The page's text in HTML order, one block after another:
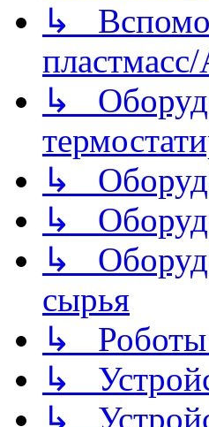
↳
↳
↳
↳
↳
сырья
↳ Роботы
↳
↳